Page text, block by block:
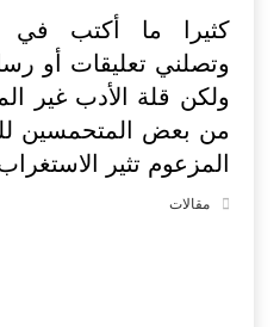
كثيرا ما أكتب
وتصلني تعليقات أو
ولكن قلة الأدب غير
من بعض المتحمسين
المزعوم تثير
مقالات